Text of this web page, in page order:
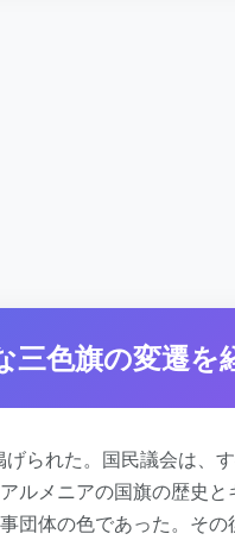
三色旗の変遷を
られた。国民議会は、
ルメニアの国旗の歴史
団体の色であった。そ